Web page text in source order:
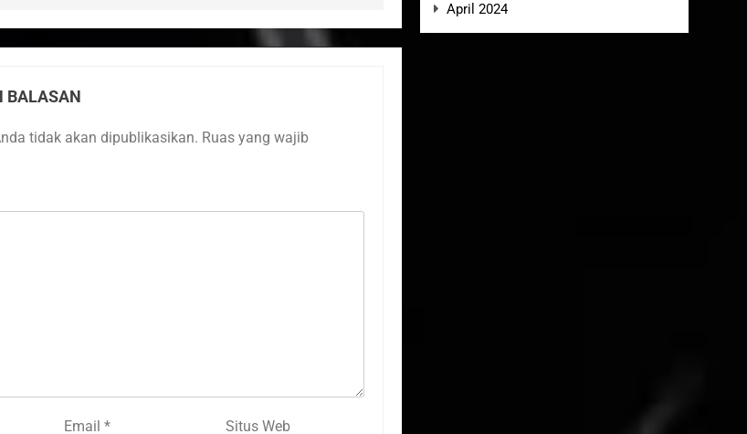
BALASAN
tidak akan dipublikasikan. Ruas yang wajib
Email* Situs Web
April 2024